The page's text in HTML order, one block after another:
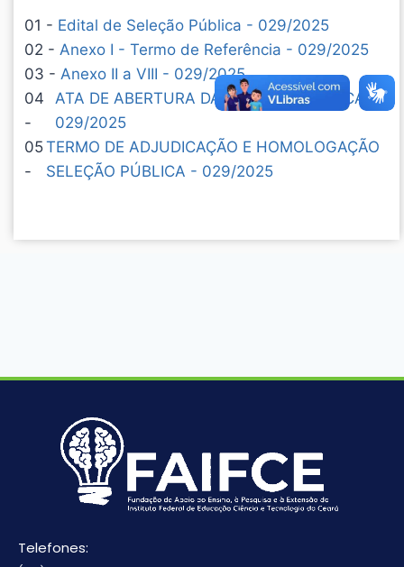
01 - Edital de Seleção Pública - 029/2025
02 - Anexo I - Termo de Referência - 029/2025
03 - Anexo II a VIII - 029/2025
04
-
ATA DE ABERTURA DA SELEÇÃO PÚBLICA -
029/2025
05
-
TERMO DE ADJUDICAÇÃO E HOMOLOGAÇÃO
SELEÇÃO PÚBLICA - 029/2025
Telefones: